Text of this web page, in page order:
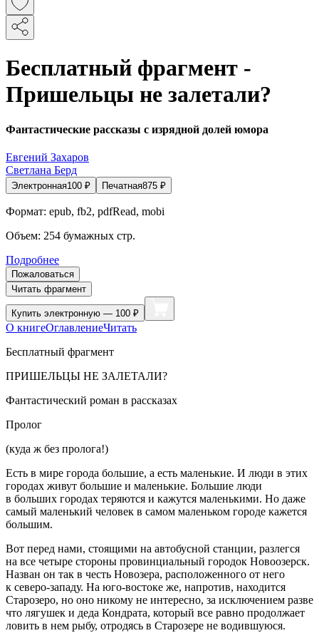
Бесплатный фрагмент -
Пришельцы не залетали?
Фантастические рассказы с изрядной долей юмора
Евгений Захаров
Светлана Берд
Электронная100 ₽ Печатная875 ₽
Формат: epub, fb2, pdfRead, mobi
Объем: 254 бумажных стр.
Подробнее
Пожаловаться
Читать фрагмент
Купить электронную — 100 ₽
О книгеОглавлениеЧитать
Бесплатный фрагмент
ПРИШЕЛЬЦЫ НЕ ЗАЛЕТАЛИ?
Фантастический роман в рассказах
Пролог
(куда ж без пролога!)
Есть в мире города большие, а есть маленькие. И люди в этих
городах живут большие и маленькие. Большие люди
в больших городах теряются и кажутся маленькими. Но даже
самый маленький человек в самом маленьком городе кажется
большим.
Вот перед нами, стоящими на автобусной станции, разлегся
на все четыре стороны провинциальный городок Новоозерск.
Назван он так в честь Новозера, расположенного от него
к северо-западу. На юго-востоке же, напротив, находится
Старозеро, но оно никому не интересно, за исключением разве
что лягушек и деда Кондрата, который все равно продолжает
ловить в нем рыбу, отродясь в Старозере не водившуюся.